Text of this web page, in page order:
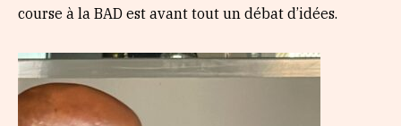
course à la BAD est avant tout un débat d’idées.